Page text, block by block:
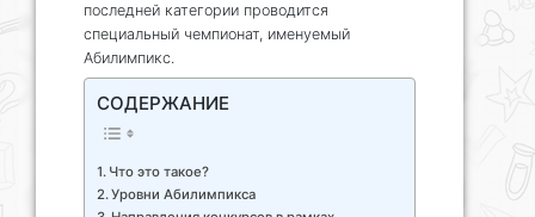
последней категории проводится
специальный чемпионат, именуемый
Абилимпикс.
СОДЕРЖАНИЕ
Что это такое?
Уровни Абилимпикса